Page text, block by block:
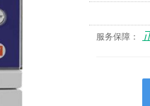
服务保障：